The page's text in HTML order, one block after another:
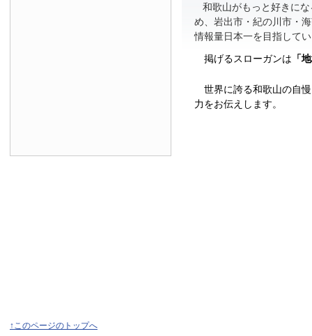
和歌山がもっと好きに
め、岩出市・紀の川市・
情報量日本一を目指して
掲げるスローガンは 「
世界に誇る和歌山の自
力をお伝えします。
↑このページのトップへ